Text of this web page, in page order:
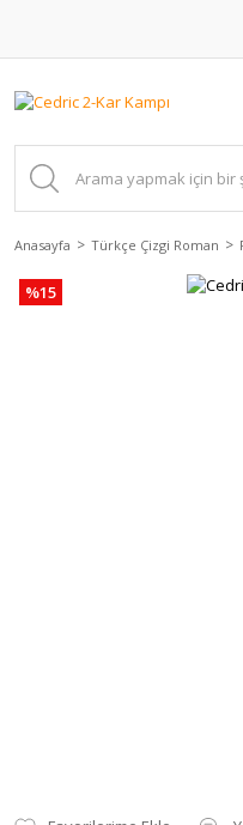
Anasayfa Türkçe Çizgi Roman
%15